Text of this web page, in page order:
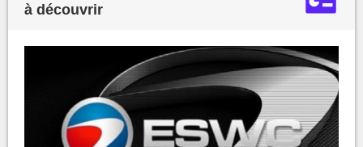
à découvrir